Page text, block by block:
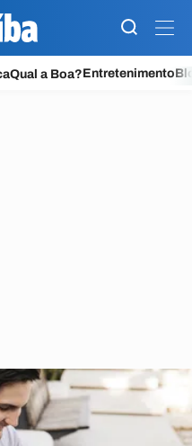
Qual a Boa?Entretenimento